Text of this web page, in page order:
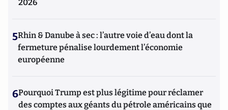
2026
5Rhin & Danube à sec : l’autre voie d’eau dont la
fermeture pénalise lourdement l’économie
européenne
6Pourquoi Trump est plus légitime pour réclamer
des comptes aux géants du pétrole américains que